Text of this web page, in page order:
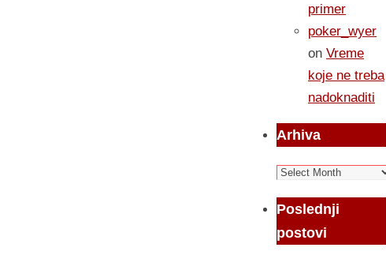
primer
poker_wyer
on Vreme
koje ne treba
nadoknaditi
Arhiva
Arhiva
Poslednji
postovi